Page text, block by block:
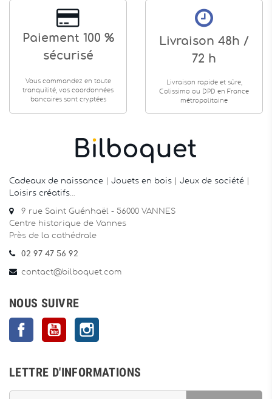
Paiement 100 %
sécurisé
Vous commandez en toute
tranquilité, vos coordonnées
bancaires sont cryptées
Livraison 48h /
72 h
Livraison rapide et sûre,
Colissimo ou DPD en France
métropolitaine
Cadeaux de naissance Jouets en bois Jeux de société
Loisirs créatifs
9 rue Saint Guénhaël - 56000 VANNES
Centre historique de Vannes
Près de la cathédrale
02 97 47 56 92
contact@bilboquet.com
NOUS SUIVRE
FacebookYouTube
LETTRE D'INFORMATIONS